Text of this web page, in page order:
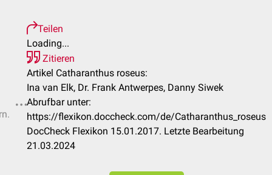
Teilen
Loading...
Zitieren
Artikel Catharanthus roseus:
Ina van Elk, Dr. Frank Antwerpes, Danny Siwek
Abrufbar unter:
https://flexikon.doccheck.com/de/Catharanthus_roseus
DocCheck Flexikon 15.01.2017. Letzte Bearbeitung
21.03.2024